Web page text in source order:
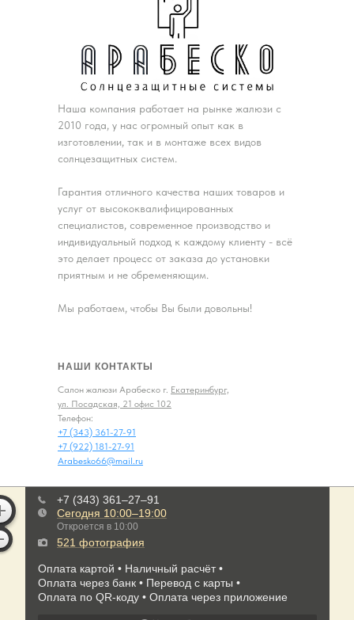
Наша компания работает на рынке жалюзи с
2010 года, у нас огромный опыт как в
изготовлении, так и в монтаже всех видов
солнцезащитных систем.
Гарантия отличного качества наших товаров и
услуг от высококвалифицированных
специалистов, современное производство и
индивидуальный подход к каждому клиенту - всё
это делает процесс от заказа до установки
приятным и не обременяющим.
Мы работаем, чтобы Вы были довольны!
Салон жалюзи Арабеско г. Екатеринбург,
ул. Посадская, 21 офис 102
Телефон:
+7 (343) 361-27-91
+7 (922) 181-27-91
Arabesko66@mail.ru
НАШИ КОНТАКТЫ